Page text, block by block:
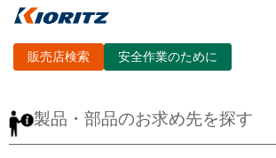
販売店検索 安全作業のために
製品・部品のお求め先を探す